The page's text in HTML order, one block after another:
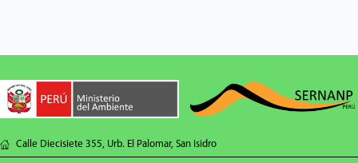
Calle Diecisiete 355, Urb. El Palomar, San Isidro